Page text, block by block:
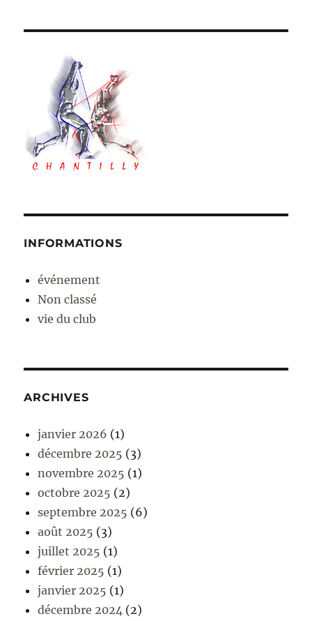
INFORMATIONS
événement
Non classé
vie du club
ARCHIVES
janvier 2026 (1)
décembre 2025 (3)
novembre 2025 (1)
octobre 2025 (2)
septembre 2025 (6)
août 2025 (3)
juillet 2025 (1)
février 2025 (1)
janvier 2025 (1)
décembre 2024 (2)